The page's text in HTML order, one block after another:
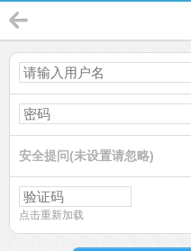
安全提问(未设置请忽略)
点击重新加载